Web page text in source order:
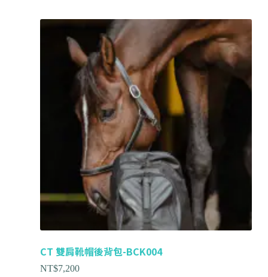
CT 雙肩靴帽後背包-BCK004
NT$7,200